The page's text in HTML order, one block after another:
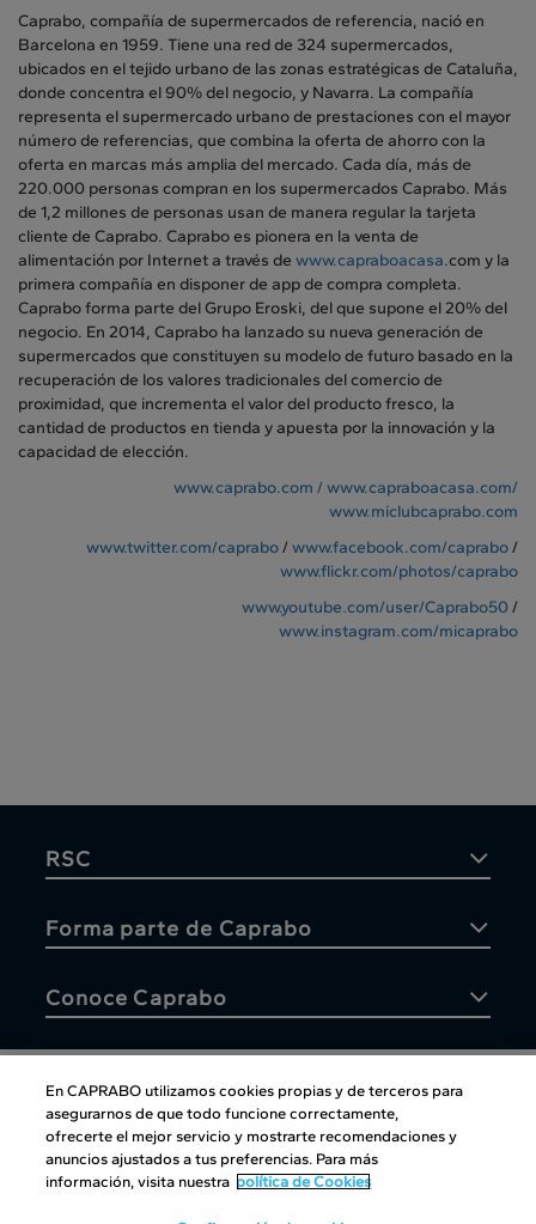
Caprabo, compañía de supermercados de referencia, nació en
Barcelona en 1959. Tiene una red de 324 supermercados,
ubicados en el tejido urbano de las zonas estratégicas de Cataluña,
donde concentra el 90% del negocio, y Navarra. La compañía
representa el supermercado urbano de prestaciones con el mayor
número de referencias, que combina la oferta de ahorro con la
oferta en marcas más amplia del mercado. Cada día, más de
220.000 personas compran en los supermercados Caprabo. Más
de 1,2 millones de personas usan de manera regular la tarjeta
cliente de Caprabo. Caprabo es pionera en la venta de
alimentación por Internet a través de www.capraboacasa.com y la
primera compañía en disponer de app de compra completa.
Caprabo forma parte del Grupo Eroski, del que supone el 20% del
negocio. En 2014, Caprabo ha lanzado su nueva generación de
supermercados que constituyen su modelo de futuro basado en la
recuperación de los valores tradicionales del comercio de
proximidad, que incrementa el valor del producto fresco, la
cantidad de productos en tienda y apuesta por la innovación y la
capacidad de elección.
www.caprabo.com / www.capraboacasa.com/
www.miclubcaprabo.com
www.twitter.com/caprabo/ www.facebook.com/caprabo/
www.flickr.com/photos/caprabo
www.youtube.com/user/Caprabo50/
www.instagram.com/micaprabo
RSC
Forma parte de Caprabo
Conoce Caprabo
Atención al cliente
En CAPRABO utilizamos cookies propias y de terceros para
asegurarnos de que todo funcione correctamente,
ofrecerte el mejor servicio y mostrarte recomendaciones y
anuncios ajustados a tus preferencias. Para más
información, visita nuestra política de Cookies